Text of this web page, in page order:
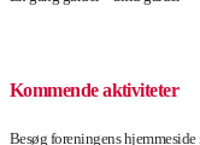
Kommende aktiviteter
Besøg foreningens